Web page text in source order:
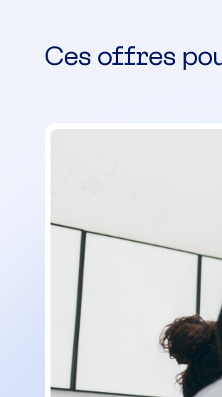
Ces offres